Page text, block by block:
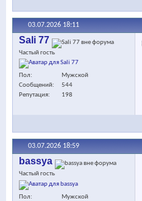
03.07.2026 18:11
Sali 77
Частый гость
Пол
Мужской
Сообщений
544
Репутация
198
03.07.2026 18:59
bassya
Частый гость
Пол
Мужской